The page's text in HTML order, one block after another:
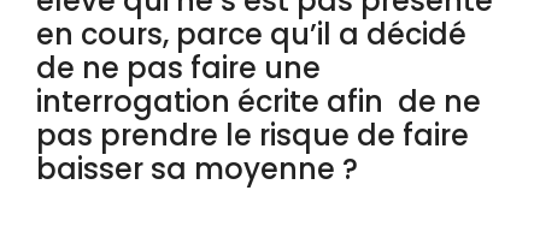
en cours, parce qu’il a décidé
de ne pas faire une
interrogation écrite afin de ne
pas prendre le risque de faire
baisser sa moyenne ?